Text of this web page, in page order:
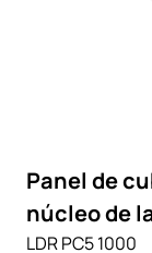
Panel de
núcleo de
LDR PC5 1000